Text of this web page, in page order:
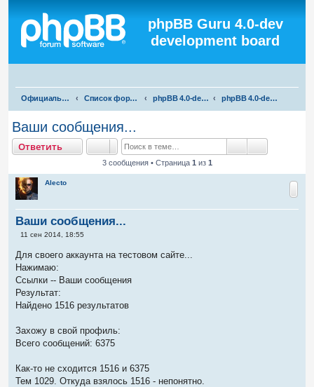
phpBB Guru 4.0-dev
development board
Официальная русская поддержка phpBB3 Список форумов phpBB 4.0-dev test phpBB 4.0-dev development (dev, alpha, beta, RC)
Ваши сообщения...
Ответить Поиск
3 сообщения • Страница 1 из 1
Alecto
Ваши сообщения...
С
о
б
щ
е
н
и
е
11 сен 2014, 18:55
Для своего аккаунта на тестовом сайте...
Нажимаю:
Ссылки -- Ваши сообщения
Результат:
Найдено 1516 результатов
Захожу в свой профиль:
Всего сообщений: 6375
Как-то не сходится 1516 и 6375
Тем 1029. Откуда взялось 1516 - непонятно.